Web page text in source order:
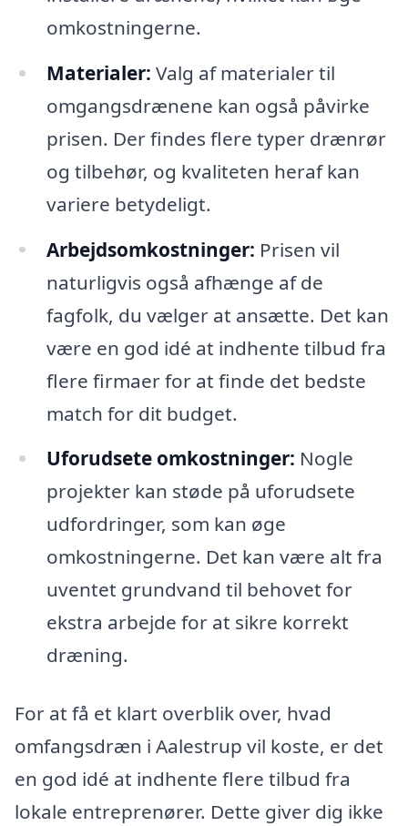
omkostningerne.
Materialer: Valg af materialer til
omgangsdrænene kan også påvirke
prisen. Der findes flere typer drænrør
og tilbehør, og kvaliteten heraf kan
variere betydeligt.
Arbejdsomkostninger: Prisen vil
naturligvis også afhænge af de
fagfolk, du vælger at ansætte. Det kan
være en god idé at indhente tilbud fra
flere firmaer for at finde det bedste
match for dit budget.
Uforudsete omkostninger: Nogle
projekter kan støde på uforudsete
udfordringer, som kan øge
omkostningerne. Det kan være alt fra
uventet grundvand til behovet for
ekstra arbejde for at sikre korrekt
dræning.
For at få et klart overblik over, hvad
omfangsdræn i Aalestrup vil koste, er det
en god idé at indhente flere tilbud fra
lokale entreprenører. Dette giver dig ikke